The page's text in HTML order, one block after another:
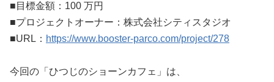
■目標金額：100 万円
■プロジェクトオーナー：株式会社シティスタジオ
■URL： https://www.booster-parco.com/project/278
今回の「ひつじのショーンカフェ」は、